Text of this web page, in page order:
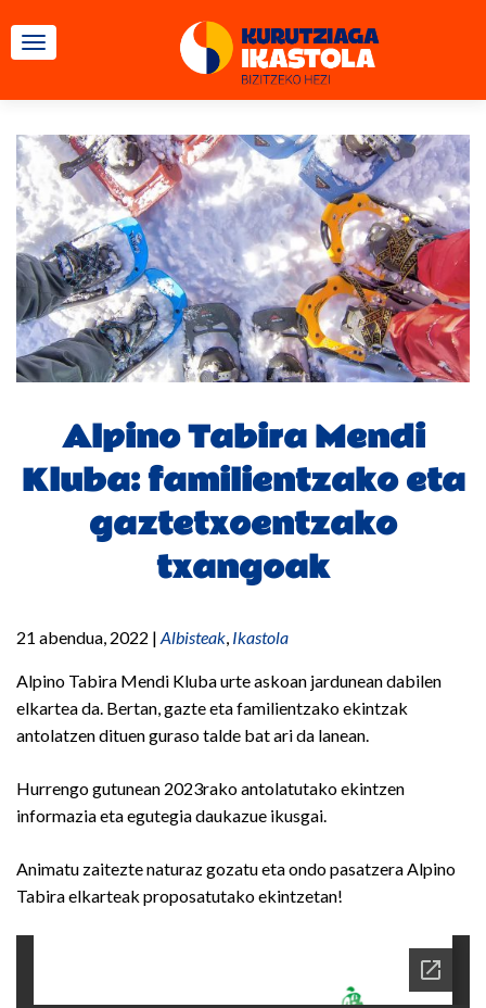
TOGGLE NAVIGATION
Alpino Tabira Mendi
Kluba: familientzako eta
gaztetxoentzako
txangoak
21 abendua, 2022 | Albisteak, Ikastola
Alpino Tabira Mendi Kluba urte askoan jardunean dabilen
elkartea da. Bertan, gazte eta familientzako ekintzak
antolatzen dituen guraso talde bat ari da lanean.
Hurrengo gutunean 2023rako antolatutako ekintzen
informazia eta egutegia daukazue ikusgai.
Animatu zaitezte naturaz gozatu eta ondo pasatzera Alpino
Tabira elkarteak proposatutako ekintzetan!